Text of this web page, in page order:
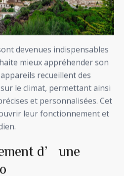
devenues indispensables
mieux appréhender son
recueillent des
le climat, permettant ainsi
et personnalisées. Cet
leur fonctionnement et
d’une